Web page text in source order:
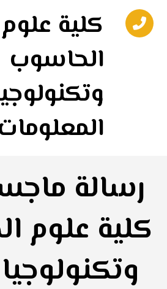
كلية علوم
الحاسوب
رسالة
كلية علوم